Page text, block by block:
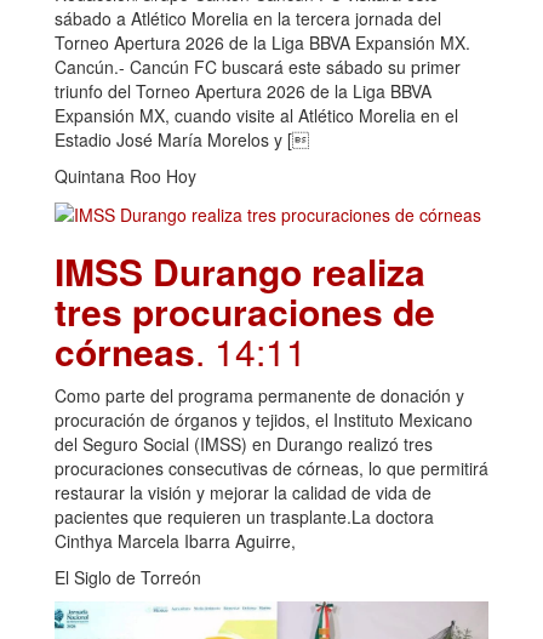
sábado a Atlético Morelia en la tercera jornada del
Torneo Apertura 2026 de la Liga BBVA Expansión MX.
Cancún.- Cancún FC buscará este sábado su primer
triunfo del Torneo Apertura 2026 de la Liga BBVA
Expansión MX, cuando visite al Atlético Morelia en el
Estadio José María Morelos y [
Quintana Roo Hoy
IMSS Durango realiza
tres procuraciones de
córneas. 14:11
Como parte del programa permanente de donación y
procuración de órganos y tejidos, el Instituto Mexicano
del Seguro Social (IMSS) en Durango realizó tres
procuraciones consecutivas de córneas, lo que permitirá
restaurar la visión y mejorar la calidad de vida de
pacientes que requieren un trasplante.La doctora
Cinthya Marcela Ibarra Aguirre,
El Siglo de Torreón